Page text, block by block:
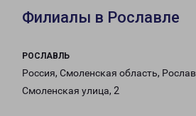
Филиалы в Рославле
РОСЛАВЛЬ
Россия, Смоленская область,
Смоленская улица, 2